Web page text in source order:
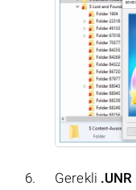
Gerekli .UNR